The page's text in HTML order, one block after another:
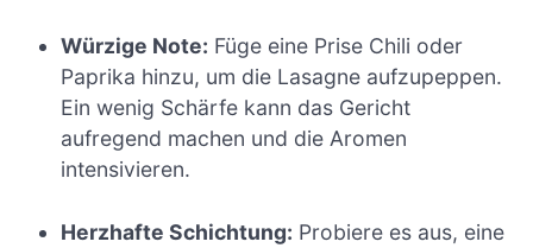
Würzige Note: Füge eine Prise Chili oder
Paprika hinzu, um die Lasagne aufzupeppen.
Ein wenig Schärfe kann das Gericht
aufregend machen und die Aromen
intensivieren.
Herzhafte Schichtung: Probiere es aus, eine